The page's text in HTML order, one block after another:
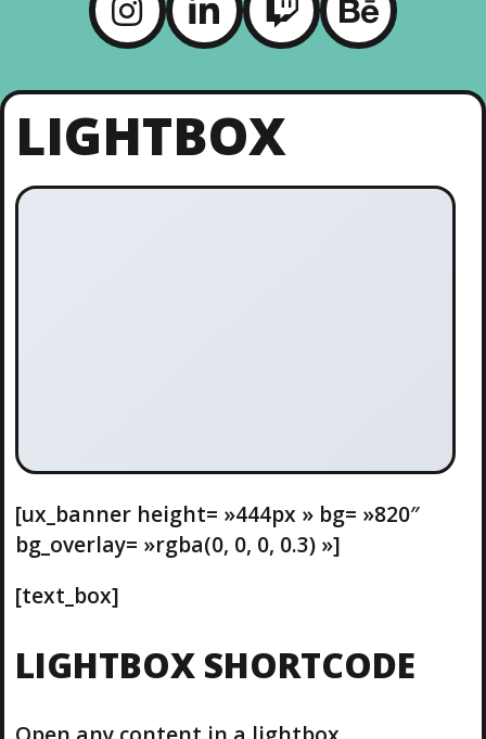
LIGHTBOX
[ux_banner height= »444px » bg= »820″
bg_overlay= »rgba(0, 0, 0, 0.3) »]
[text_box]
LIGHTBOX SHORTCODE